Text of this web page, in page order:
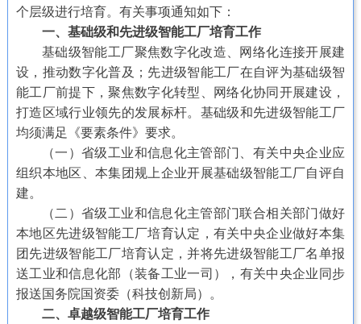
个层级进行培育。有关事项通知如下：
一、基础级和先进级智能工厂培育工作
基础级智能工厂聚焦数字化改造、网络化连接开展建
设，推动数字化普及；先进级智能工厂在自评为基础级智
能工厂前提下，聚焦数字化转型、网络化协同开展建设，
打造区域行业领先的发展标杆。基础级和先进级智能工厂
均须满足《要素条件》要求。
（一）省级工业和信息化主管部门、有关中央企业应
组织本地区、本集团规上企业开展基础级智能工厂自评自
建。
（二）省级工业和信息化主管部门联合相关部门做好
本地区先进级智能工厂培育认定，有关中央企业做好本集
团先进级智能工厂培育认定，并将先进级智能工厂名单报
送工业和信息化部（装备工业一司），有关中央企业同步
报送国务院国资委（科技创新局）。
二、卓越级智能工厂培育工作